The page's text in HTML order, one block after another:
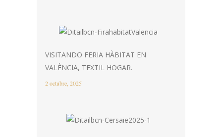
VISITANDO FERIA HÀBITAT EN
VALÈNCIA, TEXTIL HOGAR.
2 octubre, 2025